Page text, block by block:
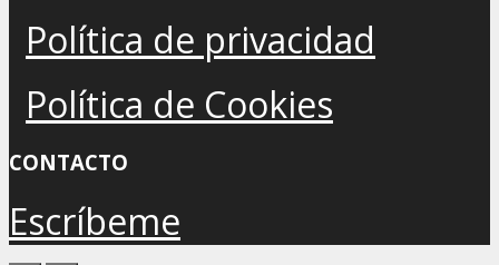
Política de privacidad
Política de Cookies
CONTACTO
Escríbeme